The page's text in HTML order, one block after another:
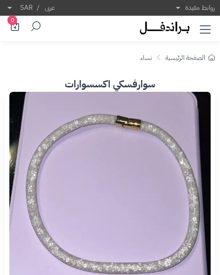
روابط مفيدة عربى /
SAR
0
الصفحة الرئيسية نساء
سوارفسكي اكسسوارات